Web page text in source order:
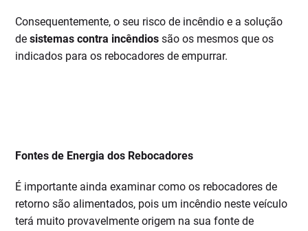
Consequentemente, o seu risco de incêndio e a solução
desistemas contra incêndiossão os mesmos que os
indicados para os rebocadores de empurrar.
Fontes de Energia dos Rebocadores
É importante ainda examinar como os rebocadores de
retorno são alimentados, pois um incêndio neste veículo
terá muito provavelmente origem na sua fonte de